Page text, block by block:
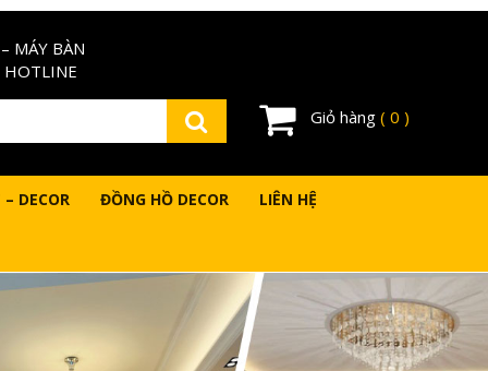
– MÁY BÀN
HOTLINE
Giỏ hàng ( 0 )
DECOR ĐỒNG HỒ DECOR LIÊN HỆ